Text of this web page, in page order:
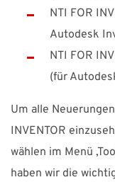
NTI FOR
Autodesk
NTI FOR
(für
Um alle
INVENTOR
wählen im Menü
haben wir die